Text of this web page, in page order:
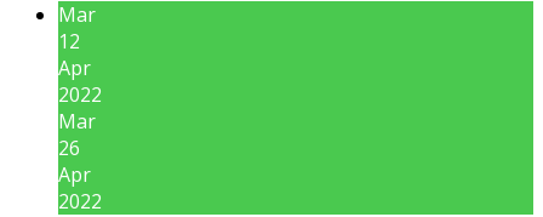
Mar
12
Apr
2022
Mar
26
Apr
2022